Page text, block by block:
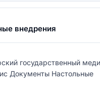
внедрения
государственный
Документы Настольные